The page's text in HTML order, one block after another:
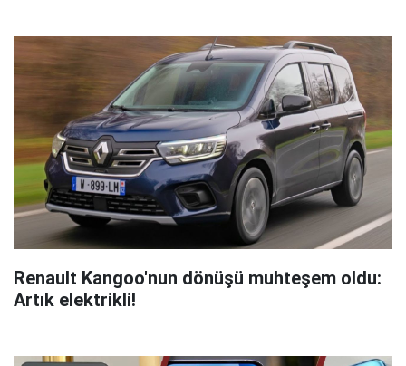
Renault Kangoo'nun dönüşü muhteşem oldu:
Artık elektrikli!